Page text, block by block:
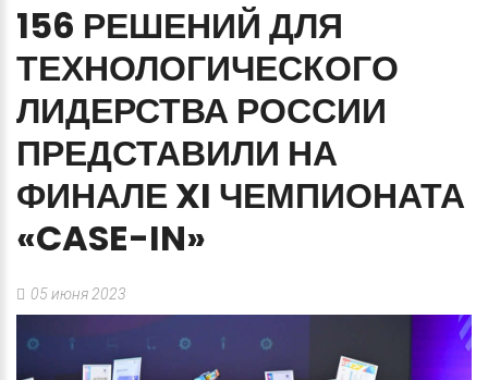
156 РЕШЕНИЙ ДЛЯ
ТЕХНОЛОГИЧЕСКОГО
ЛИДЕРСТВА РОССИИ
ПРЕДСТАВИЛИ НА
ФИНАЛЕ XI ЧЕМПИОНАТА
«CASE-IN»
05 июня 2023